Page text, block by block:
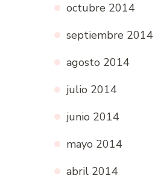
octubre 2014
septiembre 2014
agosto 2014
julio 2014
junio 2014
mayo 2014
abril 2014